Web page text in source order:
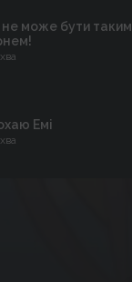
не може бути таким
Емі